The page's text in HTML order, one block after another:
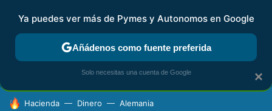
FISCALIDAD Y CONTABILIDAD KIT DIGITAL RENTA
HOY SE HABLA DE
Hacienda Dinero Alemania
×
Ya puedes ver más de Pymes y Autonomos en Google
Añádenos como fuente preferida
Solo necesitas una cuenta de Google